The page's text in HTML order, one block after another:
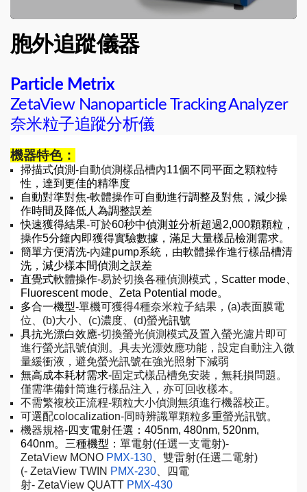
胞外追蹤儀器
Particle Metrix
ZetaView Nanoparticle Tracking Analyzer
奈米粒子追蹤分析儀
機器特色：
掃描式偵測-自動偵測樣品槽內11個不同平面之顆粒特
性，達到更佳的精準度
自動對準對焦-軟體操作可自動進行調整及對焦，減少操
作時間及降低人為調整誤差
快速獲得結果-可於60秒中偵測並分析超過2,000顆顆粒，
操作5分鐘內即獲得實驗數據，滿足大量樣品檢測需求。
簡單方便清洗-內建pump系統，由軟體操作進行樣品槽清
洗，減少樣本間偵測之誤差
直覺式軟體操作-易於切換各種偵測模式， Scatter mode、
Fluorescent mode、Zeta Potential mode。
多合一機型-單機可獲得4種奈米粒子結果，(a)表面膜電
位、(b)大小、(c)濃度、(d)螢光訊號
具抗光漂白效應-切換螢光偵測模式及置入螢光濾片即可
進行螢光訊號偵測。具去光漂效應功能，設定自動注入微
量緩衝液，避免螢光訊號在強光照射下減弱
無高成本耗材需求-固定式樣品槽免安裝，無耗損問題。
僅需準備針筒進行樣品注入，亦可回收樣本。
不需繁複校正流程-顆粒大小偵測無須進行機器校正。
可選配colocalization-同時辨識單顆粒多重螢光訊號。
機器規格-四支電射任選：405nm, 480nm, 520nm,
640nm。三種機型： 單電射(任選一支電射)-
ZetaView MONO PMX-130、雙雷射(任選二電射)
(- ZetaView TWIN PMX-230、四電
射- ZetaView QUATT PMX-430